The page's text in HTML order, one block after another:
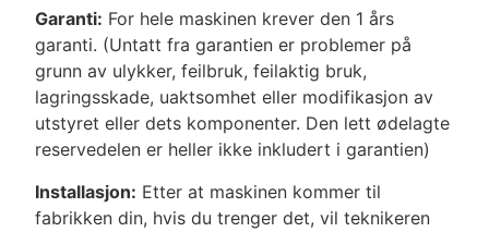
Garanti: For hele maskinen krever den 1 års
garanti. (Untatt fra garantien er problemer på
grunn av ulykker, feilbruk, feilaktig bruk,
lagringsskade, uaktsomhet eller modifikasjon av
utstyret eller dets komponenter. Den lett ødelagte
reservedelen er heller ikke inkludert i garantien)
Installasjon: Etter at maskinen kommer til
fabrikken din, hvis du trenger det, vil teknikeren